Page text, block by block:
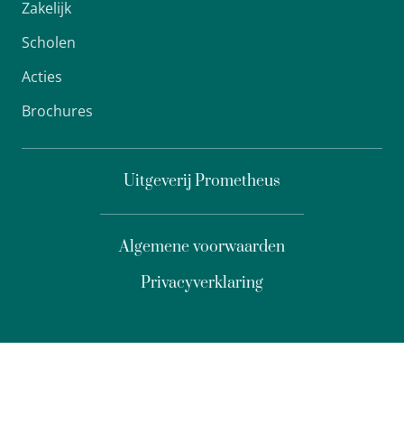
Zakelijk
Scholen
Acties
Brochures
Uitgeverij Prometheus
Privacyverklaring
Algemene voorwaarden